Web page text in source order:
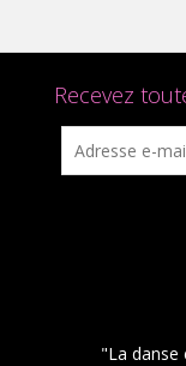
Recevez
"La danse